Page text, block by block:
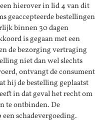
hierover in lid 4 van dit
geaccepteerde bestellingen
binnen 30 dagen
is gegaan met een
de bezorging vertraging
niet dan wel slechts
ontvangt de consument
hij de bestelling geplaatst
in dat geval het recht om
te ontbinden. De
schadevergoeding.